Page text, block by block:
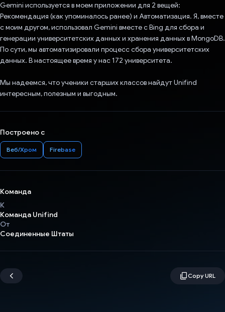
Gemini используется в моем приложении для 2 вещей:
Рекомендация (как упоминалось ранее) и Автоматизация. Я, вместе
с моим другом, использовал Gemini вместе с Bing для сбора и
генерации университетских данных и хранения данных в MongoDB.
По сути, мы автоматизировали процесс сбора университетских
данных. В настоящее время у нас 172 университета.
Мы надеемся, что ученики старших классов найдут Unifind
интересным, полезным и выгодным.
Построено с
Веб/Хром Firebase
Команда
К
Команда Unifind
От
Соединенные Штаты